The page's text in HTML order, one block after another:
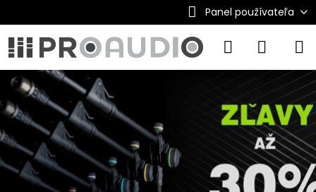
Panel používateľa